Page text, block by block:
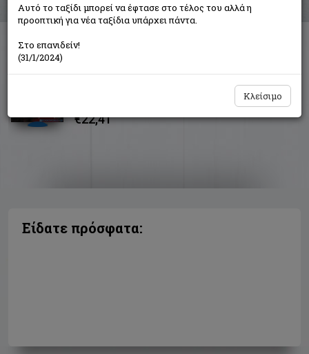
1453
€22,41
Είδατε πρόσφατα:
Αυτό το ταξίδι μπορεί να έφτασε στο τέλος του αλλά η
προοπτική για νέα ταξίδια υπάρχει πάντα.
Στο επανιδείν!
(31/1/2024)
Κλείσιμο